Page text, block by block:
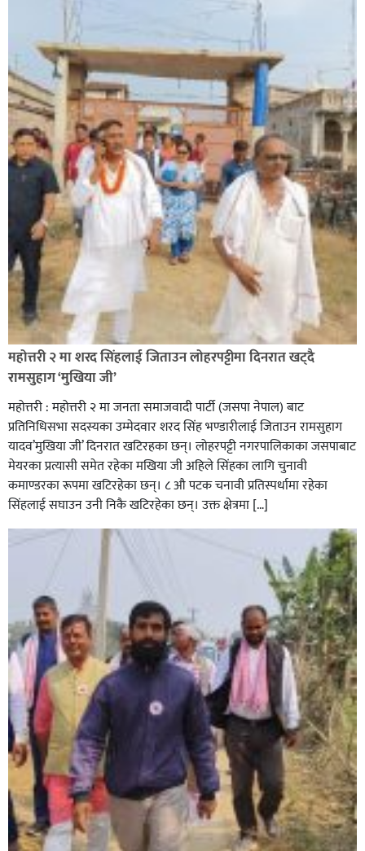
सिराहा-२ मा संजय यादव भिड्ने !
रक्तदान सेवामा जिल्लामै दोस्रो स्थान ल्याएकोमा जनमत नेताद्वय
रेडक्रस सिराहा द्वारा सम्मानित
सिराहाको औरहीमा जेन-जी भेला सम्पन्न
महोत्तरी २ मा शरद सिंहलाई जिताउन लोहरपट्टीमा दिनरात खट्दै
रामसुहाग ‘मुखिया जी’
महोत्तरी : महोत्तरी २ मा जनता समाजवादी पार्टी (जसपा नेपाल) बाट
प्रतिनिधिसभा सदस्यका उम्मेदवार शरद सिंह भण्डारीलाई जिताउन रामसुहाग
यादव’मुखिया जी’ दिनरात खटिरहका छन्। लोहरपट्टी नगरपालिकाका जसपाबाट
मेयरका प्रत्यासी समेत रहेका मखिया जी अहिले सिंहका लागि चुनावी
कमाण्डरका रूपमा खटिरहेका छन्। ८ औ पटक चनावी प्रतिस्पर्धामा रहेका
सिंहलाई सघाउन उनी निकै खटिरहेका छन्। उक्त क्षेत्रमा […]